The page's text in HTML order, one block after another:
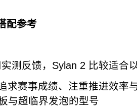
配参考
测反馈，Sylan 2 比较适合
赛事成绩、注重推进效率
与超临界发泡的型号